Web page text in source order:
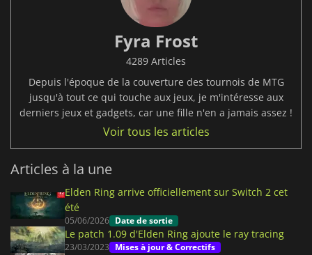
Fyra Frost
4289 Articles
Depuis l'époque de la couverture des tournois de MTG
jusqu'à tout ce qui touche aux jeux, je m'intéresse aux
derniers jeux et gadgets, car une fille n'en a jamais assez !
Voir tous les articles
Articles à la une
Elden Ring arrive officiellement sur Switch 2 cet
été
05/06/2026 Date de sortie
Le patch 1.09 d'Elden Ring ajoute le ray tracing
23/03/2023 Mises à jour & Correctifs